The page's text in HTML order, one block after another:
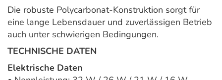
Die robuste Polycarbonat-Konstruktion sorgt für
eine lange Lebensdauer und zuverlässigen Betrieb
auch unter schwierigen Bedingungen.
TECHNISCHE DATEN
Elektrische Daten